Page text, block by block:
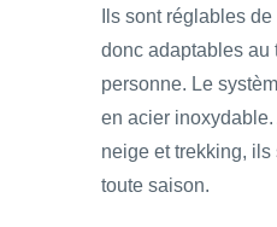
Ils sont réglables
donc adaptables au
personne. Le
en acier
neige et trekking,
toute saison.